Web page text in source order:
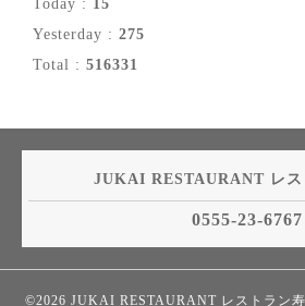
Today : 15
Yesterday : 275
Total : 516331
JUKAI RESTAURANT レ
0555-23-6767
©2026 JUKAI RESTAURANT レストラン